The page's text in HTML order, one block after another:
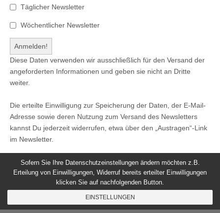
Täglicher Newsletter
Wöchentlicher Newsletter
Diese Daten verwenden wir ausschließlich für den Versand der
angeforderten Informationen und geben sie nicht an Dritte
weiter.
Die erteilte Einwilligung zur Speicherung der Daten, der E-Mail-
Adresse sowie deren Nutzung zum Versand des Newsletters
kannst Du jederzeit widerrufen, etwa über den „Austragen“-Link
im Newsletter.
Sofern Sie Ihre Datenschutzeinstellungen ändern möchten z.B.
Erteilung von Einwilligungen, Widerruf bereits erteilter Einwilligungen
klicken Sie auf nachfolgenden Button.
EINSTELLUNGEN